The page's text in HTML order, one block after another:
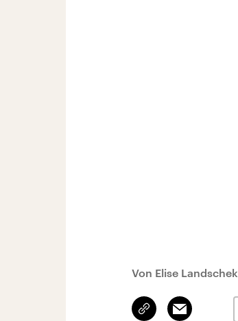
Von Elise Landschek
Link
kopieren/teilen
Email